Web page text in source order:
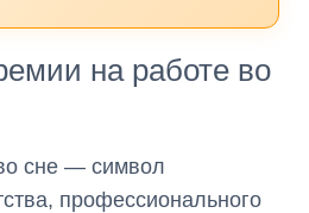
на работе во
сне — символ
профессионального